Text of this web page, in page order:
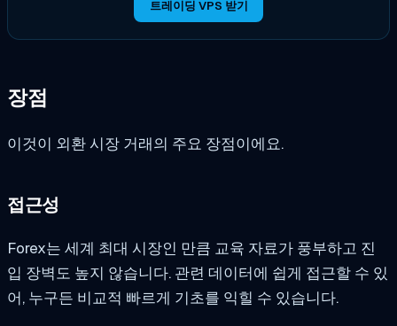
트레이딩 VPS 받기
장점
이것이 외환 시장 거래의 주요 장점이에요.
접근성
Forex는 세계 최대 시장인 만큼 교육 자료가 풍부하고 진
입 장벽도 높지 않습니다. 관련 데이터에 쉽게 접근할 수 있
어, 누구든 비교적 빠르게 기초를 익힐 수 있습니다.